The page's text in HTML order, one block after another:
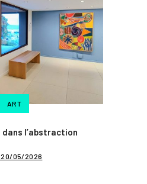
ART
dans l’abstraction
20/05/2026